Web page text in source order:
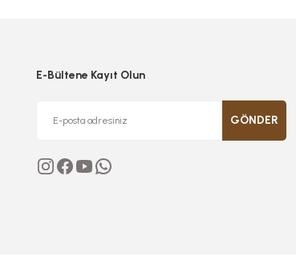
E-Bültene Kayıt Olun
GÖNDER